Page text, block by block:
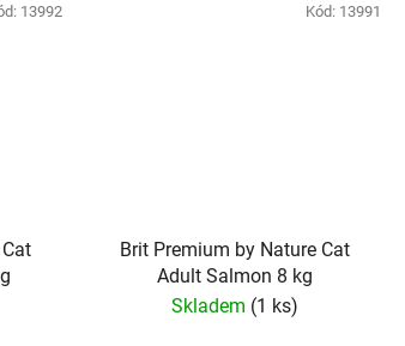
13992
Brit Premium by Nature Cat
Adult Salmon 8 kg
Skladem (1 ks)
Kód: 13991